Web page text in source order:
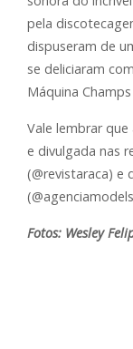
pela
dispuseram de
se deliciaram
Máquina
Vale lembrar
e divulgada nas
(@revistaraca) e
Fotos: Wesley